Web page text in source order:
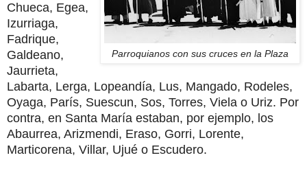
Parroquianos con sus cruces en la Plaza
Chueca, Egea,
Izurriaga,
Fadrique,
Galdeano,
Jaurrieta,
Labarta, Lerga, Lopeandía, Lus, Mangado, Rodeles,
Oyaga, París, Suescun, Sos, Torres, Viela o Uriz. Por
contra, en Santa María estaban, por ejemplo, los
Abaurrea, Arizmendi, Eraso, Gorri, Lorente,
Marticorena, Villar, Ujué o Escudero.